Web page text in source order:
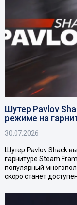
Шутер Pavlov
режиме на
30.07.2026
Шутер Pavlov Shack
гарнитуре Steam
популярный
скоро станет